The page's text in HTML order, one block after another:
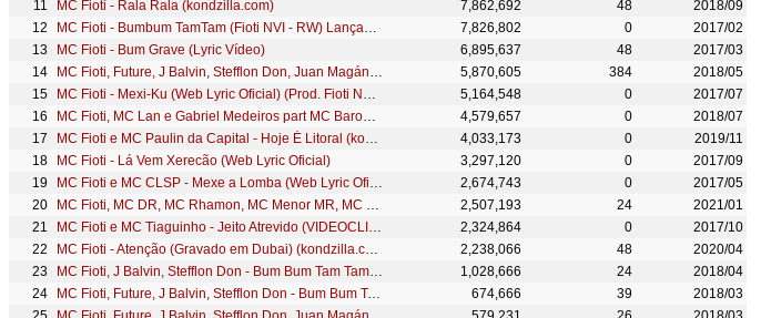
MC Fioti - Rala Rala (kondzilla.com)
7,862,692 48
2018/09
MC Fioti - Bumbum TamTam (Fioti NVI - RW) Lançamento 2017
7,826,802 0
2017/02
MC Fioti - Bum Grave (Lyric Vídeo)
6,895,637 48
2017/03
MC Fioti, Future, J Balvin, Stefflon Don, Juan Magán - Bum Bum Tam Tam (Official Video)
5,870,605 384
2018/05
MC Fioti - Mexi-Ku (Web Lyric Oficial) (Prod. Fioti NVI e RF DJ)
5,164,548 0
2017/07
MC Fioti, MC Lan e Gabriel Medeiros part MC Barone - Menina (kondzilla.com)
4,579,657 0
2018/07
MC Fioti e MC Paulin da Capital - Hoje É Litoral (kondzilla.com)
4,033,173 0
2019/11
MC Fioti - Lá Vem Xerecão (Web Lyric Oficial)
3,297,120 0
2017/09
MC Fioti e MC CLSP - Mexe a Lomba (Web Lyric Oficial) (Prod. Fioti NVI)
2,674,743 0
2017/05
MC Fioti, MC DR, MC Rhamon, MC Menor MR, MC Neguinho da BRC - A Favela Tá Lazer Demais (KondZilla)
2,507,193 24
2021/01
MC Fioti e MC Tiaguinho - Jeito Atrevido (VIDEOCLIPE OFICIAL) Thalees Produções
2,324,864 0
2017/10
MC Fioti - Atenção (Gravado em Dubai) (kondzilla.com)
2,238,066 48
2020/04
MC Fioti, J Balvin, Stefflon Don - Bum Bum Tam Tam (David Guetta Remix)
1,028,666 24
2018/04
MC Fioti, Future, J Balvin, Stefflon Don - Bum Bum Tam Tam (Jonas Blue Remix)
674,666 39
2018/03